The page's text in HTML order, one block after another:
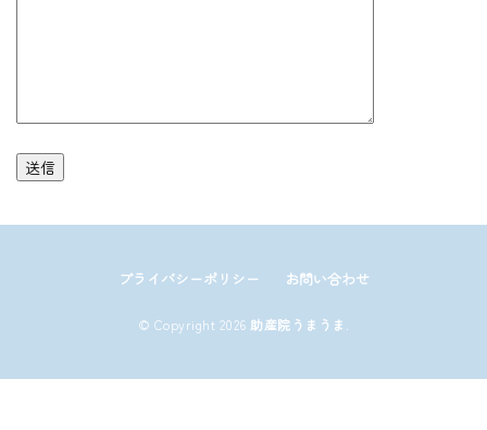
プライバシーポリシー お問い合わせ
© Copyright 2026 助産院うまうま